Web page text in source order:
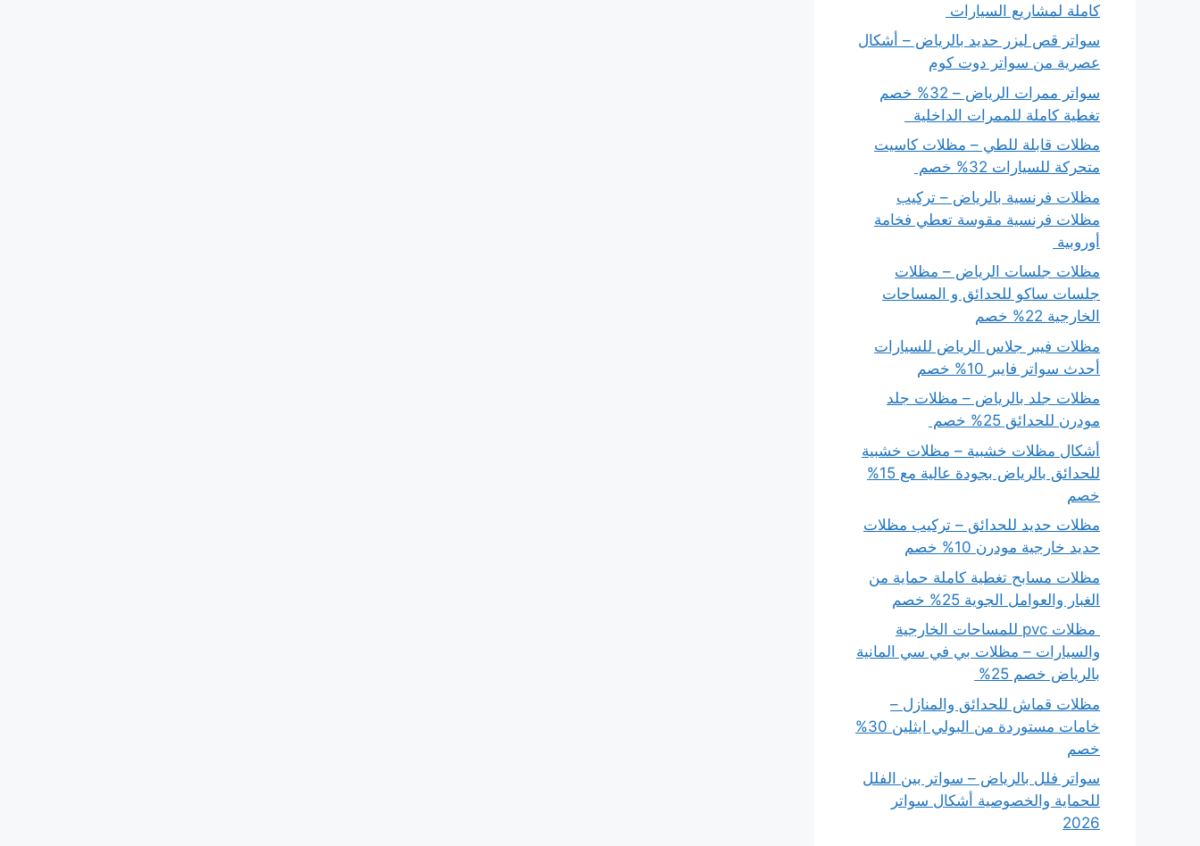
كاملة لمشاريع السيارات
سواتر قص ليزر حديد بالرياض – أشكال
عصرية من سواتر دوت كوم
سواتر ممرات الرياض – 32% خصم
تغطية كاملة للممرات الداخلية
مظلات قابلة للطي – مظلات كاسيت
متحركة للسيارات 32% خصم
مظلات فرنسية بالرياض – تركيب
مظلات فرنسية مقوسة تعطي فخامة
أوروبية
مظلات جلسات الرياض – مظلات
جلسات ساكو للحدائق و المساحات
الخارجية 22% خصم
مظلات فيبر جلاس الرياض للسيارات
أحدث سواتر فايبر 10% خصم
مظلات جلد بالرياض – مظلات جلد
مودرن للحدائق 25% خصم
أشكال مظلات خشبية – مظلات خشبية
للحدائق بالرياض بجودة عالية مع 15%
خصم
مظلات حديد للحدائق – تركيب مظلات
حديد خارجية مودرن 10% خصم
مظلات مسابح تغطية كاملة حماية من
الغبار والعوامل الجوية 25% خصم
مظلات pvc للمساحات الخارجية
والسيارات – مظلات بي في سي المانية
بالرياض خصم 25%
مظلات قماش للحدائق والمنازل –
خامات مستوردة من البولي ايثلين 30%
خصم
سواتر فلل بالرياض – سواتر بين الفلل
للحماية والخصوصية أشكال سواتر
2026